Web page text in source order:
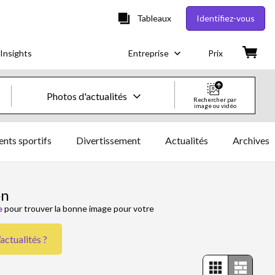
Tableaux Identifiez-vous
Entreprise Prix
Photos d'actualités
Photos d'actualités
Vidéos
Rechercher par
image ou vidéo
sportifs Divertissement Actualités Archives
pour trouver la bonne image pour votre
?